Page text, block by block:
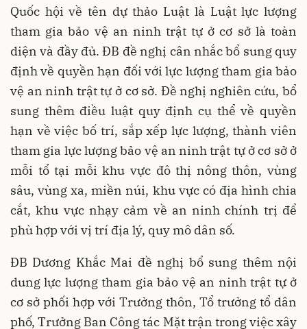
Quốc hội về tên dự thảo Luật là Luật lực lượng
tham gia bảo vệ an ninh trật tự ở cơ sở là toàn
diện và đầy đủ. ĐB đề nghị cân nhắc bổ sung quy
định về quyền hạn đối với lực lượng tham gia bảo
vệ an ninh trật tự ở cơ sở. Đề nghị nghiên cứu, bổ
sung thêm điều luật quy định cụ thể về quyền
hạn về việc bố trí, sắp xếp lực lượng, thành viên
tham gia lực lượng bảo vệ an ninh trật tự ở cơ sở ở
mỗi tổ tại mỗi khu vực đô thị nông thôn, vùng
sâu, vùng xa, miền núi, khu vực có địa hình chia
cắt, khu vực nhạy cảm về an ninh chính trị để
phù hợp với vị trí địa lý, quy mô dân số.
ĐB Dương Khắc Mai đề nghị bổ sung thêm nội
dung lực lượng tham gia bảo vệ an ninh trật tự ở
cơ sở phối hợp với Trưởng thôn, Tổ trưởng tổ dân
phố, Trưởng Ban Công tác Mặt trận trong việc xây